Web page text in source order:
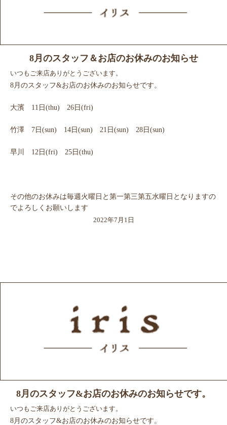
News
ニュース
ブログ
8月のスタッフ＆お店のお休みのお知らせ
いつもご来店ありがとうございます。
8月のスタッフ&お店のお休みのお知らせです。
大濱 11日(thu) 26日(fri)
竹澤 7日(sun) 14日(sun) 21日(sun) 28日(sun)
早川 12日(fri) 25日(thu)
その他のお休みは毎週火曜日と第一第三第五水曜日となりますの
でよろしくお願いします
2022年7月1日
8月のスタッフ&お店のお休みのお知らせです。
いつもご来店ありがとうございます。
8月のスタッフ&お店のお休みのお知らせです。